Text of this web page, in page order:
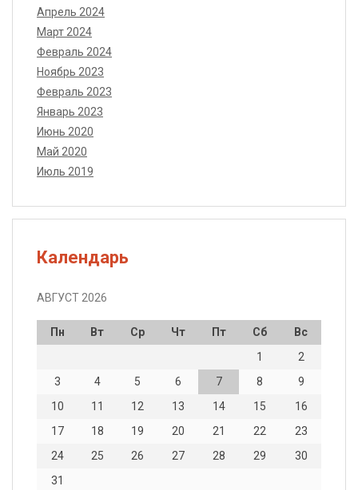
Апрель 2024
Март 2024
Февраль 2024
Ноябрь 2023
Февраль 2023
Январь 2023
Июнь 2020
Май 2020
Июль 2019
Календарь
АВГУСТ 2026
Пн Вт Ср Чт Пт Сб
Вс
1
2
3
4 5 6 7 8
9
10
11 12 13 14 15
16
17
18 19 20 21 22
23
24
25 26 27 28 29
30
31